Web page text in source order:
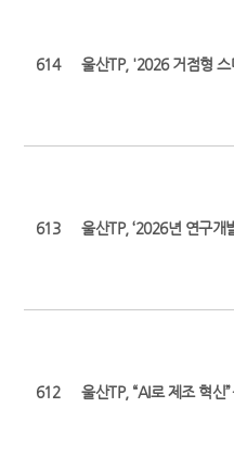
614 울산TP, '2026 거점형
613 울산TP, ‘2026년 연구
612 울산TP, “AI로 제조 혁